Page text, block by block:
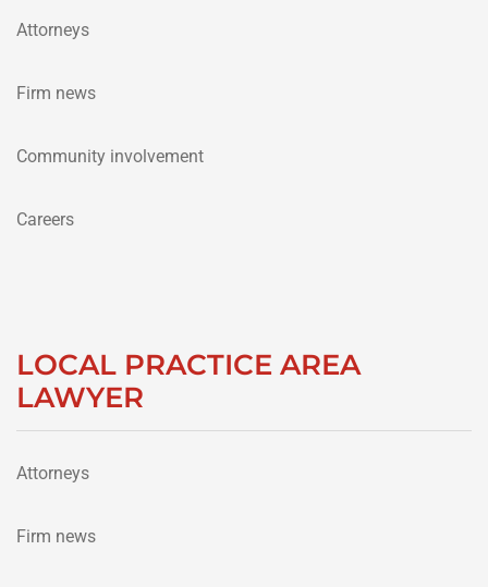
Attorneys
Firm news
Community involvement
Careers
LOCAL PRACTICE AREA
LAWYER
Attorneys
Firm news